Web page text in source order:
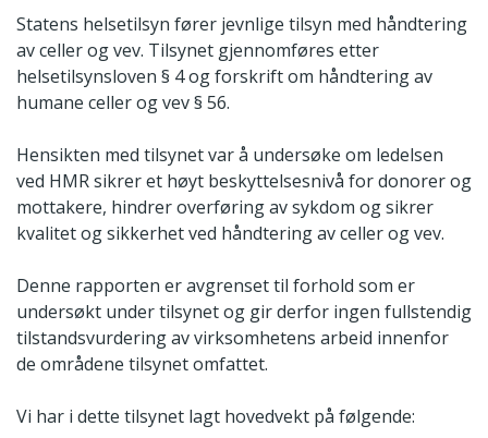
Statens helsetilsyn fører jevnlige tilsyn med håndtering
av celler og vev. Tilsynet gjennomføres etter
helsetilsynsloven § 4 og forskrift om håndtering av
humane celler og vev § 56.
Hensikten med tilsynet var å undersøke om ledelsen
ved HMR sikrer et høyt beskyttelsesnivå for donorer og
mottakere, hindrer overføring av sykdom og sikrer
kvalitet og sikkerhet ved håndtering av celler og vev.
Denne rapporten er avgrenset til forhold som er
undersøkt under tilsynet og gir derfor ingen fullstendig
tilstandsvurdering av virksomhetens arbeid innenfor
de områdene tilsynet omfattet.
Vi har i dette tilsynet lagt hovedvekt på følgende: